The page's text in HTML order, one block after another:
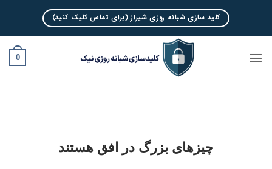
content
کلید سازی شبانه روزی شیراز (برای تماس کلیک کنید)
0
چیزهای بزرگ در افق هستند